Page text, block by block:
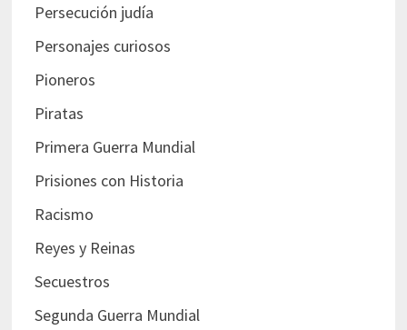
Persecución judía
Personajes curiosos
Pioneros
Piratas
Primera Guerra Mundial
Prisiones con Historia
Racismo
Reyes y Reinas
Secuestros
Segunda Guerra Mundial